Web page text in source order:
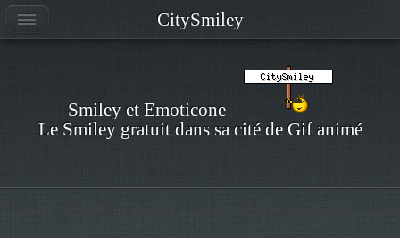
Smiley et Emoticone
Le Smiley gratuit dans sa cité de Gif animé
CitySmiley